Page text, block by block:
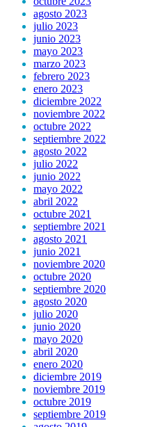
agosto 2023
julio 2023
junio 2023
mayo 2023
marzo 2023
febrero 2023
enero 2023
diciembre 2022
noviembre 2022
octubre 2022
septiembre 2022
agosto 2022
julio 2022
junio 2022
mayo 2022
abril 2022
octubre 2021
septiembre 2021
agosto 2021
junio 2021
noviembre 2020
octubre 2020
septiembre 2020
agosto 2020
julio 2020
junio 2020
mayo 2020
abril 2020
enero 2020
diciembre 2019
noviembre 2019
octubre 2019
septiembre 2019